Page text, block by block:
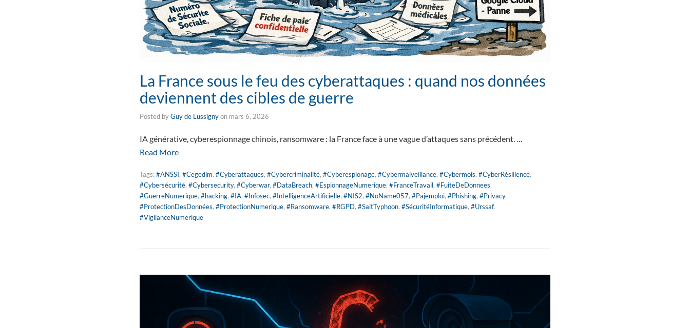
La France sous le feu des cyberattaques : quand nos données
deviennent des cibles de guerre
Posted byGuy de Lussignyon mars 6, 2026
IA générative, cyberespionnage chinois, ransomware : la France face à une vague d’attaques sans précédent. …
Read More
Tags:#ANSSI, #Cegedim, #Cyberattaques, #Cybercriminalité, #Cyberespionage, #Cybermalveillance, #Cybermois, #CyberRésilience,
#Cybersécurité, #Cybersecurity, #Cyberwar, #DataBreach, #EspionnageNumerique, #FranceTravail, #FuiteDeDonnees,
#GuerreNumerique, #hacking, #IA, #Infosec, #IntelligenceArtificielle, #NIS2, #NoName057, #Pajemploi, #Phishing, #Privacy,
#ProtectionDesDonnées, #ProtectionNumerique, #Ransomware, #RGPD, #SaltTyphoon, #SécuritéInformatique, #Urssaf,
#VigilanceNumerique